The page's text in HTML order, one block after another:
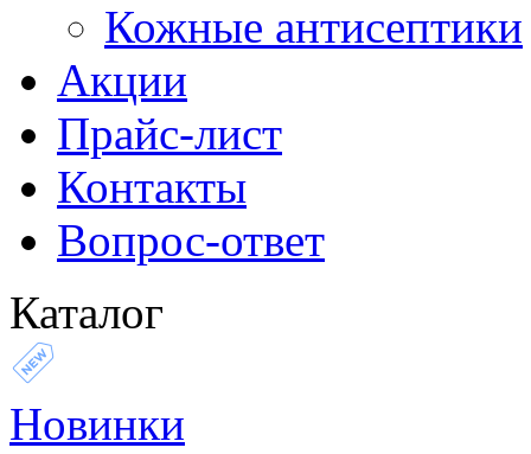
Кожные антисептики
Акции
Прайс-лист
Контакты
Вопрос-ответ
Каталог
Новинки